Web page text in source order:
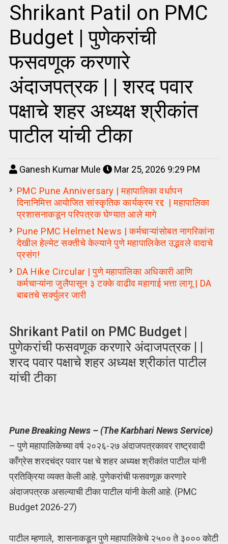
Shrikant Patil on PMC
Budget | पुणेकरांची
फसवणूक करणारे
अंदाजपत्रक | | शरद पवार
पक्षाचे शहर अध्यक्ष श्रीकांत
पाटील यांची टीका
Ganesh Kumar Mule
Mar 25, 2026 9:29 PM
PMC Pune Anniversary | महापालिका वर्धापन
दिनानिमित्त आयोजित सांस्कृतिक कार्यक्रम रद्द | महापालिका
प्रशासनाकडून परिपत्रक घेण्यात आले मागे
Pune PMC Helmet News | कर्मचाऱ्यांसोबत नागरिकांना
देखील हेल्मेट सक्तीचे केल्याने पुणे महापालिकेत उद्भवले वादाचे
प्रसंग!
DA Hike Circular | पुणे महापालिका अधिकारी आणि
कर्मचाऱ्यांना जुलैपासून ३ टक्के वाढीव महागाई भत्ता लागू | DA
बाबतचे सर्क्युलर जारी
Shrikant Patil on PMC Budget |
पुणेकरांची फसवणूक करणारे अंदाजपत्रक | |
शरद पवार पक्षाचे शहर अध्यक्ष श्रीकांत पाटील
यांची टीका
Pune Breaking News – (The Karbhari News Service)
– पुणे महापालिकेच्या वर्ष २०२६-२७ अंदाजपत्रकावर राष्ट्रवादी
कॉंग्रेस शरदचंद्र पवार पक्ष चे शहर अध्यक्ष श्रीकांत पाटील यांनी
प्रतिक्रिया व्यक्त केली आहे. पुणेकरांची फसवणूक करणारे
अंदाजपत्रक असल्याची टीका पाटील यांनी केली आहे. (PMC
Budget 2026-27)
पाटील म्हणाले, शासनाकडून पुणे महापालिकेचे २५०० ते ३००० कोटी